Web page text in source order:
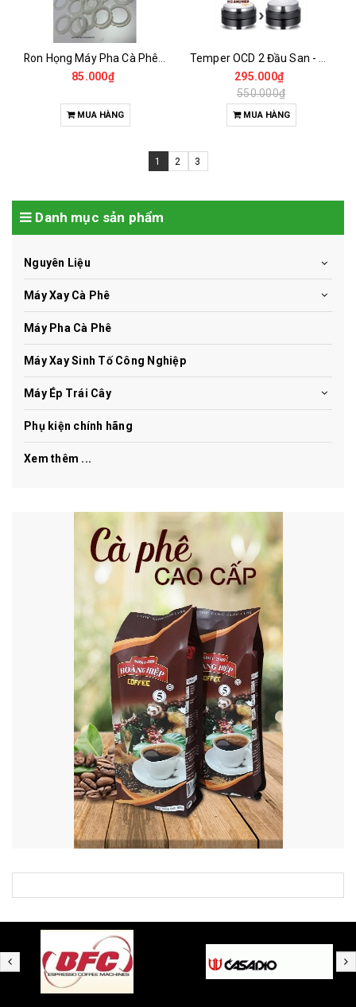
85.000₫
MUA HÀNG
295.000₫
550.000₫
MUA HÀNG
1 2 3
Danh mục sản phẩm
Nguyên Liệu
Máy Xay Cà Phê
Máy Pha Cà Phê
Máy Xay Sinh Tố Công Nghiệp
Máy Ép Trái Cây
Phụ kiện chính hãng
Xem thêm ...